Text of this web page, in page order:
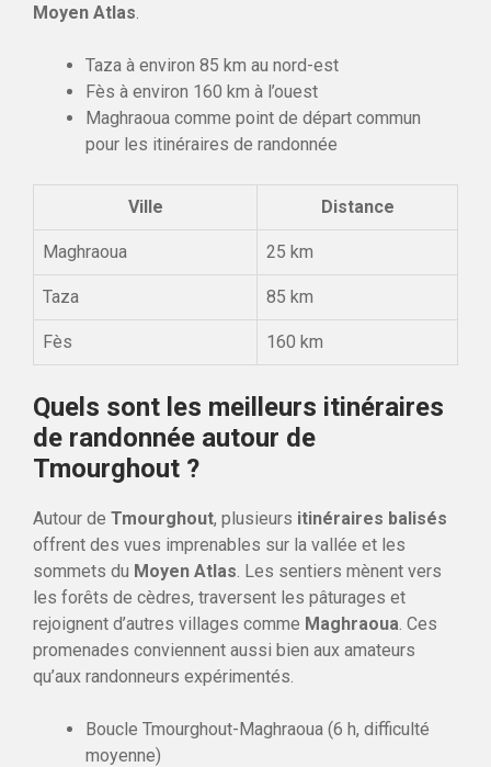
Moyen Atlas.
Taza à environ 85 km au nord-est
Fès à environ 160 km à l’ouest
Maghraoua comme point de départ commun
pour les itinéraires de randonnée
Ville Distance
Maghraoua 25 km
Taza 85 km
Fès 160 km
Quels sont les meilleurs itinéraires
de randonnée autour de
Tmourghout ?
Autour de Tmourghout, plusieurs itinéraires balisés
offrent des vues imprenables sur la vallée et les
sommets du Moyen Atlas. Les sentiers mènent vers
les forêts de cèdres, traversent les pâturages et
rejoignent d’autres villages comme Maghraoua. Ces
promenades conviennent aussi bien aux amateurs
qu’aux randonneurs expérimentés.
Boucle Tmourghout-Maghraoua (6 h, difficulté
moyenne)